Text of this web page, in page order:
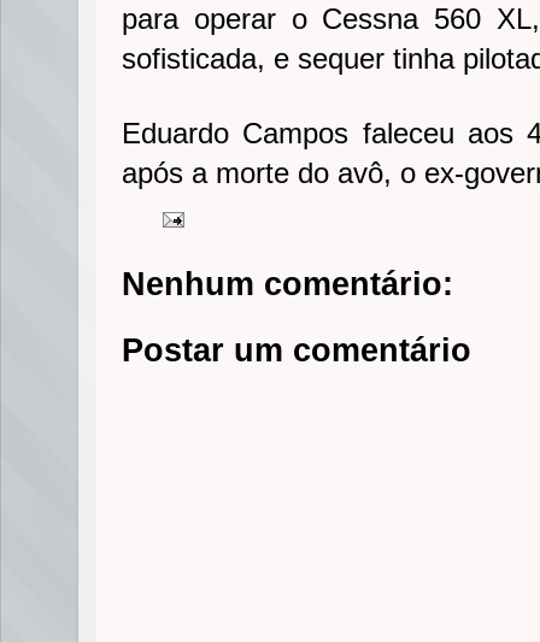
para operar o Cessna 560
sofisticada, e sequer tinha
Eduardo Campos faleceu aos
após a morte do avô, o ex-
Nenhum comentário:
Postar um comentário